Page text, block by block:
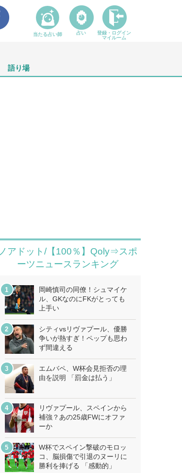
語り場
ノアドット/【100％】Qoly⇒スポ
ーツニュースランキング
岡崎慎司の同僚！シュマイケ
ル、GKなのにFKがとっても
上手い
シティvsリヴァプール、優勝
争いが熱すぎ！ペップも思わ
ず間違える
エムバペ、W杯会見拒否の理
由を説明 「罰金は払う」
リヴァプール、スペインから
補強？あの25歳FWにオファ
ーか
W杯でスペイン撃破のモロッ
コ、脳損傷で引退のヌーリに
勝利を捧げる 「感動的」
当たる占い師 占い
登録・ログイン
マイルーム